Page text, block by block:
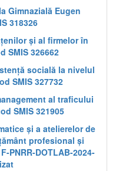
Gimnazială Eugen
318326
și al firmelor în
SMIS 326662
socială la nivelul
SMIS 327732
al traficului
SMIS 321905
și a atelierelor de
profesional și
PNRR-DOTLAB-2024-